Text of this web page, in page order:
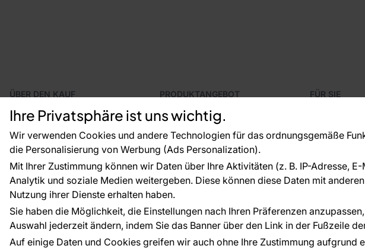
Ihre Privatsphäre ist uns wichtig.
Wir verwenden Cookies und andere Technologien für das ordnungsgemäße
die Personalisierung von Werbung (Ads Personalization).
Mit Ihrer Zustimmung können wir Daten über Ihre Aktivitäten (z. B. IP-Adresse,
Analytik und soziale Medien weitergeben. Diese können diese Daten mit
Nutzung ihrer Dienste erhalten haben.
Sie haben die Möglichkeit, die Einstellungen nach Ihren Präferenzen
Auswahl jederzeit ändern, indem Sie das Banner über den Link in der Fußzeile
Auf einige Daten und Cookies greifen wir auch ohne Ihre Zustimmung
ÜBER DEN KAUF
Versand und Bezahlung
Vertragsrücktritt
Reklamationsverfahren
Rücksendung von Waren
CE-Zertifizierung
Großhandel
Raumvisualisierung
PRODUKTANGEBOT
Fototapeten
Leiste
Dekoration
Selbstklebende Folien
Zubehör
Tapetenmuster
FÜR SIE
EU-Projekte
Ratschläge
ÜBER DAS
Zahlungsarten: Die Zahlungen werden geleistet von: